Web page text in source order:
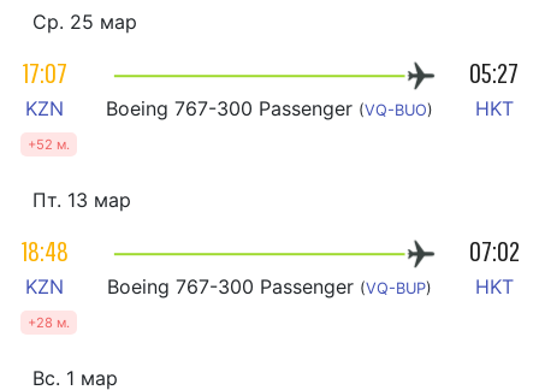
Ср. 25 мар
17:07 05:27
KZN
+52 м.
Boeing 767-300 Passenger (VQ-BUO) HKT
Пт. 13 мар
18:48 07:02
KZN
+28 м.
Boeing 767-300 Passenger (VQ-BUP) HKT
Вс. 1 мар